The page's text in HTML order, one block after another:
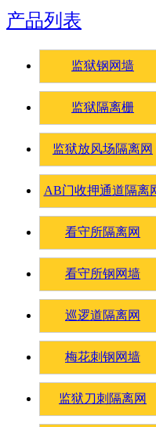
产品列表
监狱钢网墙
监狱隔离栅
监狱放风场隔离网
AB门收押通道隔离
看守所隔离网
看守所钢网墙
巡逻道隔离网
梅花刺钢网墙
监狱刀刺隔离网